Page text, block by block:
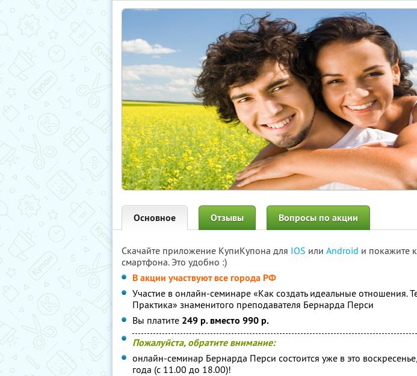
Основное Отзывы Вопросы по акции
Скачайте приложение КупиКупона для IOS или Android и покажите
смартфона. Это удобно :)
В акции участвуют все города РФ
Участие в онлайн-семинаре «Как создать идеальные отношения.
Практика» знаменитого преподавателя Бернарда Перси
Вы платите 249 р. вместо 990 р.
Пожалуйста, обратите внимание:
онлайн-семинар Бернарда Перси состоится уже в это
года (с 11.00 до 18.00)!